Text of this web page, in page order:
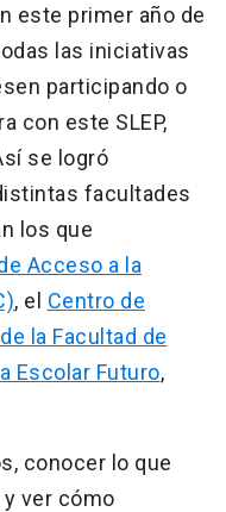
este primer año de
las iniciativas
participando o
con este SLEP,
se logró
facultades
los que
Acceso a la
, el Centro de
la Facultad de
Escolar Futuro,
conocer lo que
ver cómo